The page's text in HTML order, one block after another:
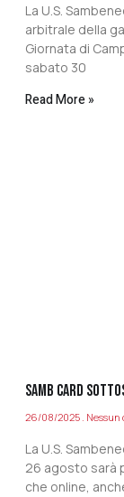
La U.S.
arbitrale della
Giornata di
sabato 30
Read More »
SAMB CARD
26/08/2025 Nessun
La U.S.
26 agosto sarà
che online,